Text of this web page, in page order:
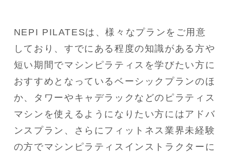
NEPI PILATESは、様々なプランをご用意
しており、すでにある程度の知識がある方や
短い期間でマシンピラティスを学びたい方に
おすすめとなっているベーシックプランのほ
か、タワーやキャデラックなどのピラティス
マシンを使えるようになりたい方にはアドバ
ンスプラン、さらにフィットネス業界未経験
の方でマシンピラティスインストラクターに